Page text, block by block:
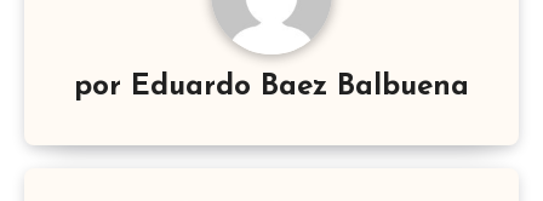
por Eduardo Baez Balbuena